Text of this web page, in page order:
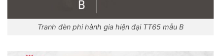
Tranh đèn phi hành gia hiện đại TT65 mẫu B